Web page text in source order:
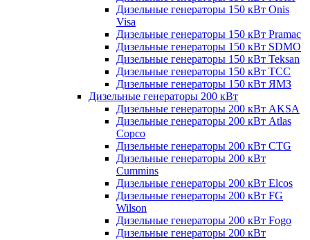
Дизельные генераторы 150 кВт Onis
Visa
Дизельные генераторы 150 кВт Pramac
Дизельные генераторы 150 кВт SDMO
Дизельные генераторы 150 кВт Teksan
Дизельные генераторы 150 кВт ТСС
Дизельные генераторы 150 кВт ЯМЗ
Дизельные генераторы 200 кВт
Дизельные генераторы 200 кВт AKSA
Дизельные генераторы 200 кВт Atlas
Copco
Дизельные генераторы 200 кВт CTG
Дизельные генераторы 200 кВт
Cummins
Дизельные генераторы 200 кВт Elcos
Дизельные генераторы 200 кВт FG
Wilson
Дизельные генераторы 200 кВт Fogo
Дизельные генераторы 200 кВт